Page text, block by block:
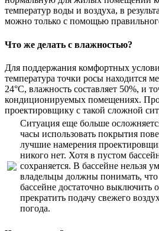
температур воды и воздуха, в
можно только с помощью
Что же делать с влажностью?
Для поддержания комфортных
температура точки росы находится
24°С, влажность составляет 50%, и
кондиционируемых помещениях.
проектировщику с такой сложной
Ситуация еще больше
часы использовать покрытия
лучшие намерения
никого нет. Хотя в пустом
сохраняется. В бассейне нельзя
владельцы должны понимать, что
бассейне достаточно выключить
прекратить подачу свежего
погода.